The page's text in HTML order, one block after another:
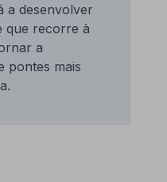
a desenvolver
que recorre à
a
pontes mais